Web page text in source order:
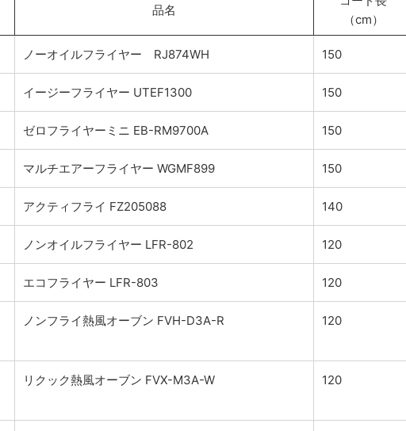
品名
（cm）
ノーオイルフライヤー RJ874WH 150
イージーフライヤー UTEF1300 150
ゼロフライヤーミニ EB-RM9700A 150
マルチエアーフライヤー WGMF899 150
アクティフライ FZ205088 140
ノンオイルフライヤー LFR-802 120
エコフライヤー LFR-803 120
ノンフライ熱風オーブン FVH-D3A-R 120
リクック熱風オーブン FVX-M3A-W 120